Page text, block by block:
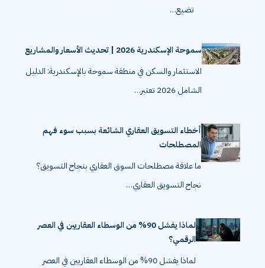
تضيع…
سموحة الإسكندرية 2026 | تحديث الأسعار والمشاريع
الاستثمار والسكن في منطقة سموحة بالإسكندرية: الدليل
الشامل 2026 تعتبر…
أخطاء التسويق العقاري الشائعة بسبب سوء فهم
المصطلحات
ما علاقة مصطلحات السوق العقاري بنجاح التسويق؟
نجاح التسويق العقاري…
لماذا يفشل 90% من الوسطاء العقاريين في العصر
الرقمي؟
لماذا يفشل 90% من الوسطاء العقاريين في العصر